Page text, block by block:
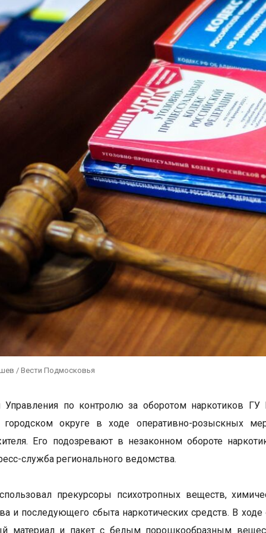
/ Вести Подмосковья
Управления по контролю за оборотом наркотиков
округе в ходе оперативно-розыскных
Его подозревают в незаконном обороте
служба регионального ведомства.
прекурсоры психотропных веществ,
и последующего сбыта наркотических средств. В
материал и пакет с белым порошкообразным